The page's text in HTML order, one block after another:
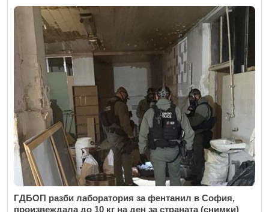
ГДБОП разби лаборатория за фентанил в София,
произвеждала до 10 кг на ден за страната (снимки)